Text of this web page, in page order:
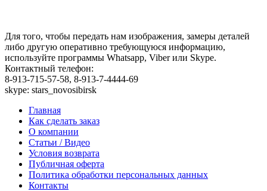
Для того, чтобы передать нам изображения, замеры деталей
либо другую оперативно требующуюся информацию,
используйте программы Whatsapp, Viber или Skype.
Контактный телефон:
8-913-715-57-58, 8-913-7-4444-69
skype: stars_novosibirsk
Главная
Как сделать заказ
О компании
Статьи / Видео
Условия возврата
Публичная оферта
Политика обработки персональных данных
Контакты